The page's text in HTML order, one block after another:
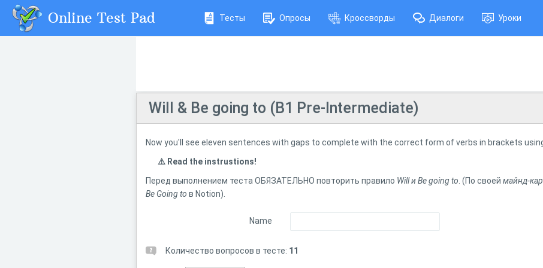
Online Test Pad Тесты Опросы Кроссворды Диалоги Уроки
Will & Be going to (B1 Pre-Intermediate)
Now you'll see eleven sentences with gaps to complete with the correct form of verbs in brackets
⚠️ Read the instrustions!
Перед выполнением теста ОБЯЗАТЕЛЬНО повторить правило Will и Be going to . (По своей майнд-
Be Going to в Notion).
Name
Количество вопросов в тесте: 11